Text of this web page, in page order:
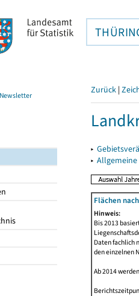
Newsletter Zurück |
▸
▸
Flächen
Hinweis:
Bis 2013
Daten fachlich
den einzelnen
Ab 2014